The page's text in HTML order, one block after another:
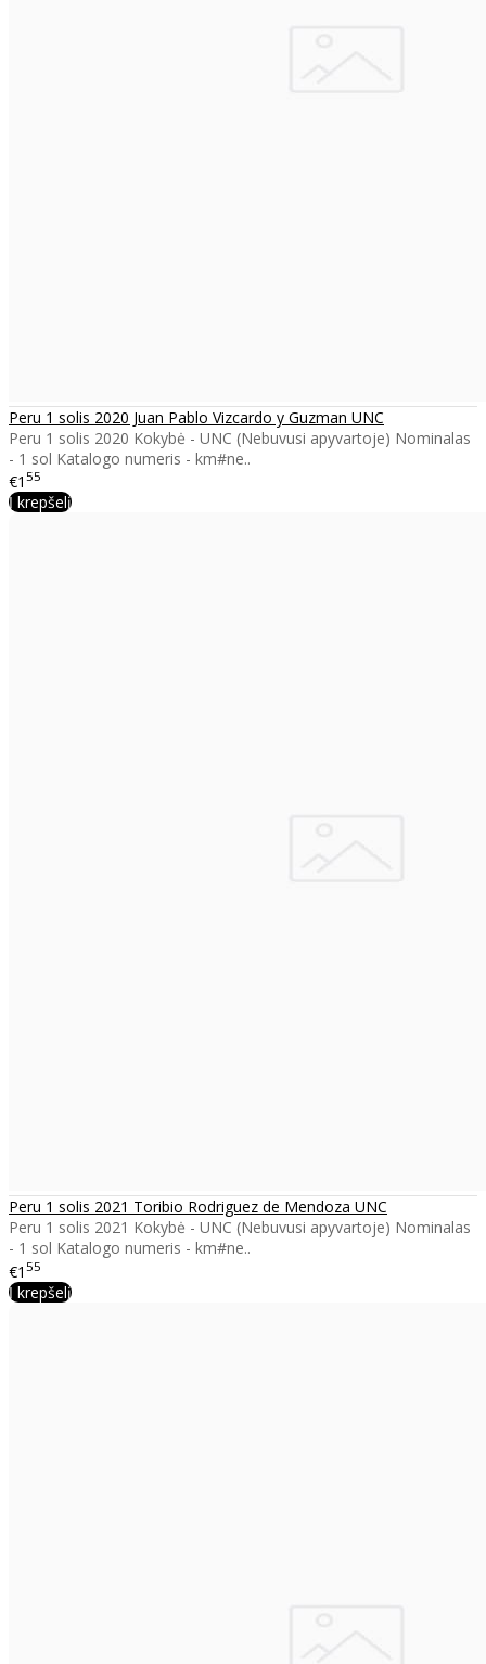
Peru 1 solis 2020 Juan Pablo Vizcardo y Guzman UNC
Peru 1 solis 2020 Kokybė - UNC (Nebuvusi apyvartoje) Nominalas
- 1 sol Katalogo numeris - km#ne..
€1 55
Į krepšelį
Peru 1 solis 2021 Toribio Rodriguez de Mendoza UNC
Peru 1 solis 2021 Kokybė - UNC (Nebuvusi apyvartoje) Nominalas
- 1 sol Katalogo numeris - km#ne..
€1 55
Į krepšelį